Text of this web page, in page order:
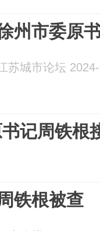
州市委原
苏城市论坛
记周铁根
铁根被查